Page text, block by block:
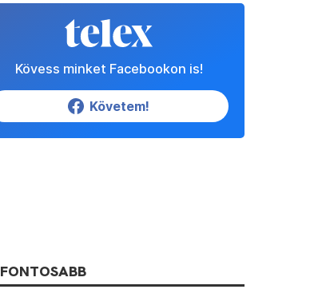
Kövess minket Facebookon is!
Követem!